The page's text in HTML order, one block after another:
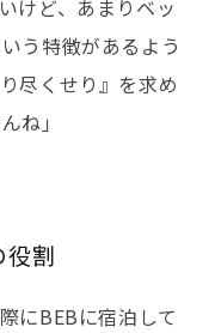
けど、あまりベッ
う特徴があるよう
尽くせり』を求め
ね」
役割
にBEBに宿泊して